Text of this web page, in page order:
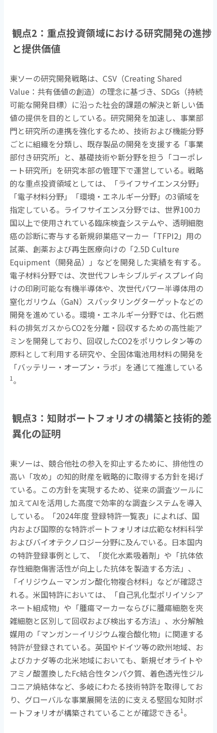
観点2 ：重点投資領域における研究開発の進捗
と提供価値
東ソーの研究開発戦略は、CSV （Creating Shared
Value ：共有価値の創造）の理念に基づき、 SDGs （持続
可能な開発目標）に沿った社会的課題の解決と新しい価
値の提供を目的としている。研究開発を加速し、事業部
門と研究所の連携を強化するため、技術および機能分野
ごとに組織を分類し、既存製品の開発を支援する「事業
部付き研究所」と、基礎技術や新分野を担う「コーポレ
ート研究所」を研究本部の管理下で運営している。戦略
的な重点投資領域としては、「ライフサイエンス分野」
「電子材料分野」「環境・エネルギー分野」の3領域を
指定している。ライフサイエンス分野では、世界100カ
国以上で使用されている臨床検査システムや、透明細胞
癌の診断に寄与する新規卵巣癌マーカー「TFPI2」用の
試薬、創薬および再生医療向けの「2.5D Culture
Equipment （開発品）」などを開発した実績を有する。
電子材料分野では、次世代フレキシブルディスプレイ向
けの印刷可能な有機半導体や、次世代パワー半導体用の
窒化ガリウム（GaN）スパッタリングターゲットなどの
開発を進めている。環境・エネルギー分野では、化石燃
料の排気ガスからCO2を分離・回収するための高性能ア
ミンを開発しており、回収したCO2をポリウレタン等の
原料として利用する研究や、全固体電池用材料の開発を
「バッテリー・オープン・ラボ」を通じて推進している
1 。
観点3 ：知財ポートフォリオの構築と技術的差
異化の証明
東ソーは、競合他社の参入を抑止するために、排他性の
高い「攻め」の知的財産を戦略的に取得する方針を掲げ
ている。この方針を実現するため、従来の調査ツールに
加えてAIを活用した高度で効率的な調査システムを導入
している。「2024年度 登録特許一覧表」によれば、国
内および国際的な特許ポートフォリオは広範な材料科学
およびバイオテクノロジー分野に及んでいる。日本国内
の特許登録事例として、「炭化水素吸着剤」や「抗体依
存性細胞傷害活性が向上した抗体を製造する方法」、
「イリジウム－マンガン酸化物複合材料」などが確認さ
れる。米国特許においては、「自己乳化型ポリイソシア
ネート組成物」や「腫瘍マーカーならびに腫瘍細胞を夾
雑細胞と区別して回収および検出する方法」、水分解触
媒用の「マンガン－イリジウム複合酸化物」に関連する
特許が登録されている。英国やドイツ等の欧州地域、お
よびカナダ等の北米地域においても、新規ゼオライトや
アミノ酸置換したFc結合性タンパク質、着色透光性ジル
コニア焼結体など、多岐にわたる技術特許を取得してお
り、グローバルな事業展開を法的に支える堅固な知財ポ
ートフォリオが構築されていることが確認できる1 。